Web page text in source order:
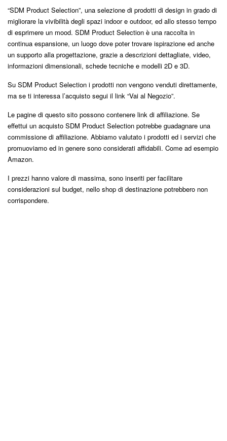
“SDM Product Selection”, una selezione di prodotti di design in grado di
migliorare la vivibilità degli spazi indoor e outdoor, ed allo stesso tempo
di esprimere un mood. SDM Product Selection è una raccolta in
continua espansione, un luogo dove poter trovare ispirazione ed anche
un supporto alla progettazione, grazie a descrizioni dettagliate, video,
informazioni dimensionali, schede tecniche e modelli 2D e 3D.
Su SDM Product Selection i prodotti non vengono venduti direttamente,
ma se ti interessa l’acquisto segui il link “Vai al Negozio”.
Le pagine di questo sito possono contenere link di affiliazione. Se
effettui un acquisto SDM Product Selection potrebbe guadagnare una
commissione di affiliazione. Abbiamo valutato i prodotti ed i servizi che
promuoviamo ed in genere sono considerati affidabili. Come ad esempio
Amazon.
I prezzi hanno valore di massima, sono inseriti per facilitare
considerazioni sul budget, nello shop di destinazione potrebbero non
corrispondere.